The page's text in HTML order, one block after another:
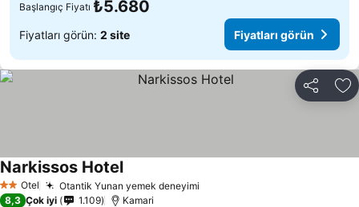
Başlangıç Fiyatı ₺5.680
Fiyatları görün: 2 site Fiyatları görün
Paylaş
2 Yıldız
Otel Otantik Yunan yemek deneyimi
Narkissos Hotel
8,3 Çok iyi 1.109 Kamari